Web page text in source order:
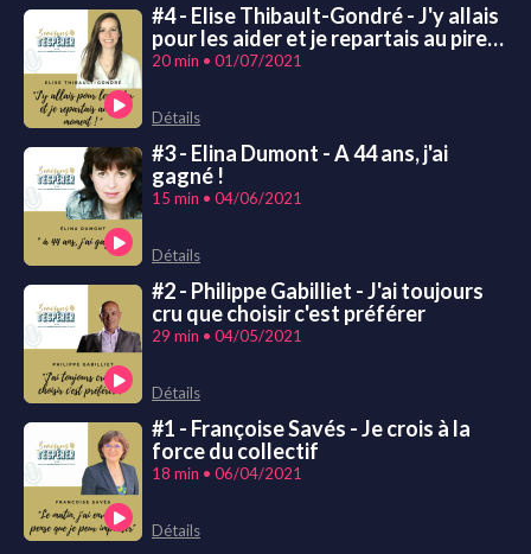
#4 - Elise Thibault-Gondré - J'y allais
pour les aider et je repartais au pire
moment !
20 min • 01/07/2021
Détails
#3 - Elina Dumont - A 44 ans, j'ai
gagné !
15 min • 04/06/2021
Détails
#2 - Philippe Gabilliet - J'ai toujours
cru que choisir c'est préférer
29 min • 04/05/2021
Détails
#1 - Françoise Savés - Je crois à la
force du collectif
18 min • 06/04/2021
Détails